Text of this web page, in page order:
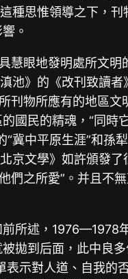
種思惟領導之下，
。
眼地發明處所文明
池》的《改刊致讀
物所應有的地區文
國民的精魂，“同時
中平原生涯”和孫
京文學》如許頒發
之所愛”。并且不
所述，1976—1978
拋到后面，此中良
表示對人道、自我的